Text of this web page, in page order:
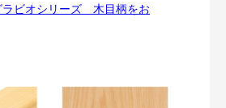
ラビオシリーズ 木目柄をお